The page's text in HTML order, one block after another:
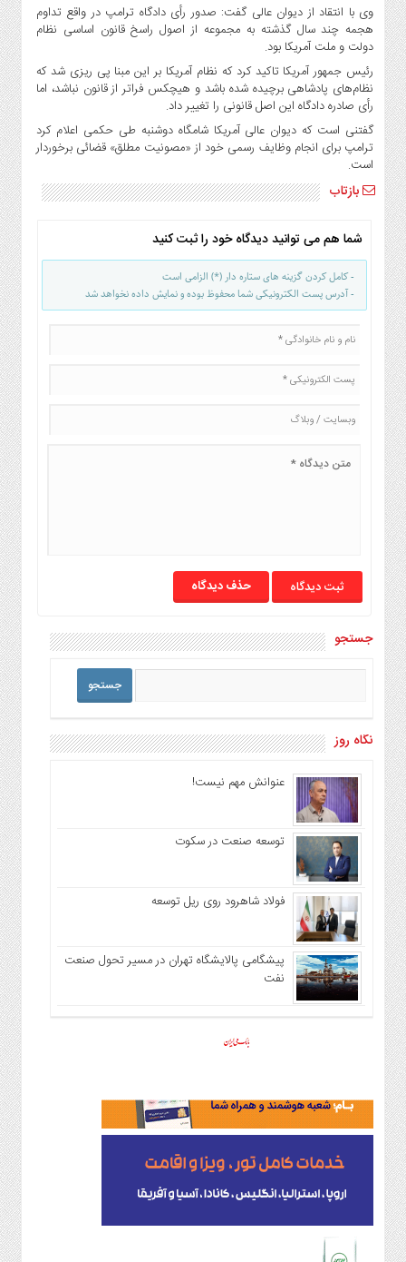
وی با انتقاد از دیوان عالی گفت: صدور رأی دادگاه ترامپ در واقع تداوم
هجمه چند سال گذشته به مجموعه از اصول راسخ قانون اساسی نظام
دولت و ملت آمریکا بود.
رئیس جمهور آمریکا تاکید کرد که نظام آمریکا بر این مبنا پی ریزی شد که
نظام‌های پادشاهی برچیده شده باشد و هیچکس فراتر از قانون نباشد، اما
رأی صادره دادگاه این اصل قانونی را تغییر داد.
گفتنی است که دیوان عالی آمریکا شامگاه دوشنبه طی حکمی اعلام کرد
ترامپ برای انجام وظایف رسمی خود از «مصونیت مطلق» قضائی برخوردار
است.
بازتاب
شما هم می توانید دیدگاه خود را ثبت کنید
- کامل کردن گزینه های ستاره دار (*) الزامی است
- آدرس پست الکترونیکی شما محفوظ بوده و نمایش داده نخواهد شد
حذف دیدگاه
جستجو
نگاه روز
عنوانش مهم نیست!
توسعه صنعت در سکوت
فولاد شاهرود روی ریل توسعه
پیشگامی پالایشگاه تهران در مسیر تحول صنعت
نفت